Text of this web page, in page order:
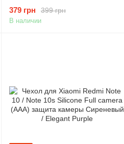
Black
399 грн
379 грн
В наличии